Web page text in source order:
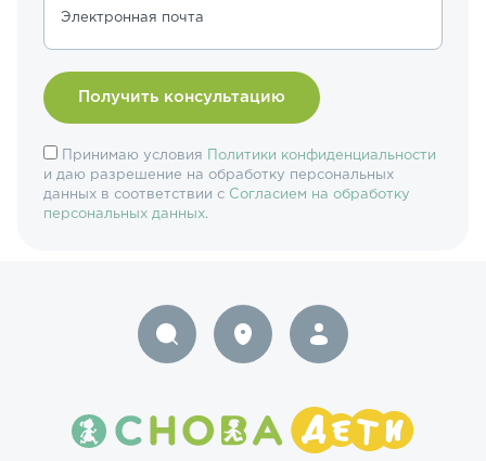
Электронная почта
Принимаю условия
Политики конфиденциальности
и даю разрешение на обработку персональных
данных в соответствии с Согласием на обработку
персональных данных.